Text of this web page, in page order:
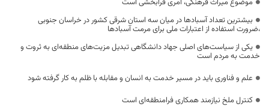
بیشترین تعداد آسبادها در میان سه استان شرقی کشور در خراسان جنوبی
،ضرورت استفاده از اعتبارات ملی برای مرمت آسبادها
یکی از سیاست‌های اصلی جهاد دانشگاهی تبدیل مزیت‌های منطقه‌ای به ثروت و
خدمت به مردم است
علم و فناوری باید در مسیر خدمت به انسان و مقابله با ظلم به کار گرفته شود
کنترل ملخ نیازمند همکاری فرامنطقه‌ای است